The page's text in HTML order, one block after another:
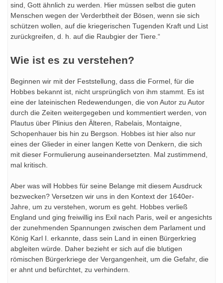
sind, Gott ähnlich zu werden. Hier müssen selbst die guten
Menschen wegen der Verderbtheit der Bösen, wenn sie sich
schützen wollen, auf die kriegerischen Tugenden Kraft und List
zurückgreifen, d. h. auf die Raubgier der Tiere.“
Wie ist es zu verstehen?
Beginnen wir mit der Feststellung, dass die Formel, für die
Hobbes bekannt ist, nicht ursprünglich von ihm stammt. Es ist
eine der lateinischen Redewendungen, die von Autor zu Autor
durch die Zeiten weitergegeben und kommentiert werden, von
Plautus über Plinius den Älteren, Rabelais, Montaigne,
Schopenhauer bis hin zu Bergson. Hobbes ist hier also nur
eines der Glieder in einer langen Kette von Denkern, die sich
mit dieser Formulierung auseinandersetzten. Mal zustimmend,
mal kritisch.
Aber was will Hobbes für seine Belange mit diesem Ausdruck
bezwecken? Versetzen wir uns in den Kontext der 1640er-
Jahre, um zu verstehen, worum es geht. Hobbes verließ
England und ging freiwillig ins Exil nach Paris, weil er angesichts
der zunehmenden Spannungen zwischen dem Parlament und
König Karl I. erkannte, dass sein Land in einen Bürgerkrieg
abgleiten würde. Daher bezieht er sich auf die blutigen
römischen Bürgerkriege der Vergangenheit, um die Gefahr, die
er ahnt und befürchtet, zu verhindern.